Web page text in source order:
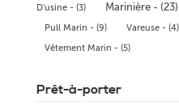
D'usine - (3)
Marinière - (23)
Pull Marin - (9) Vareuse - (4)
Vêtement Marin - (5)
Prêt-à-porter